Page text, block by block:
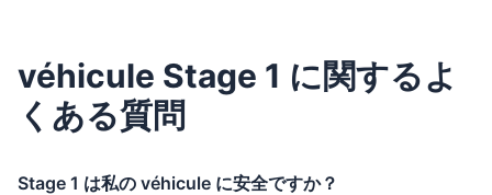
véhicule Stage 1 に関するよ
くある質問
Stage 1 は私の véhicule に安全ですか？